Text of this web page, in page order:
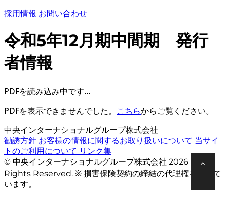
採用情報 お問い合わせ
令和5年12月期中間期 発行
者情報
PDFを読み込み中です…
PDFを表示できませんでした。 こちらからご覧ください。
中央インターナショナルグループ株式会社
勧誘方針 お客様の情報に関するお取り扱いについて 当サイ
トのご利用について リンク集
© 中央インターナショナルグループ株式会社 2026 All
Rights Reserved. ※ 損害保険契約の締結の代理権を有して
います。